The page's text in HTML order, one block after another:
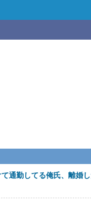
通勤してる俺氏、離婚